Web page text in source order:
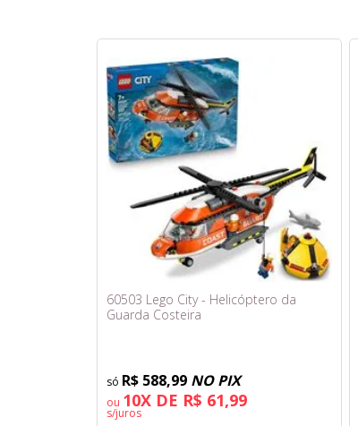
60503 Lego City - Helicóptero da
Guarda Costeira
R$ 588,99 NO PIX
ou 10X DE R$ 61,99
s/juros